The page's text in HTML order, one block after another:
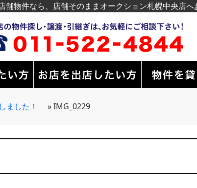
物件なら、店舗そのままオークション札幌中央店
ました！ »IMG_0229